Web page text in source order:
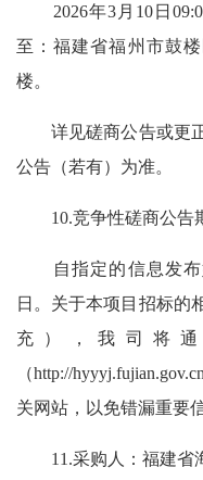
2026年3月10日
至：福建省福州市鼓
楼。
详见磋商公告或更正
公告（若有）为准。
10.竞争性磋商公告
自指定的信息发布
日。关于本项目招标的
充），我司将
（http://
关网站，以免错漏重要
11.采购人：福建省